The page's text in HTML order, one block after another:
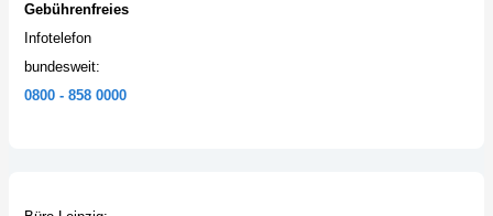
Gebührenfreies
Infotelefon
bundesweit:
0800 - 858 0000